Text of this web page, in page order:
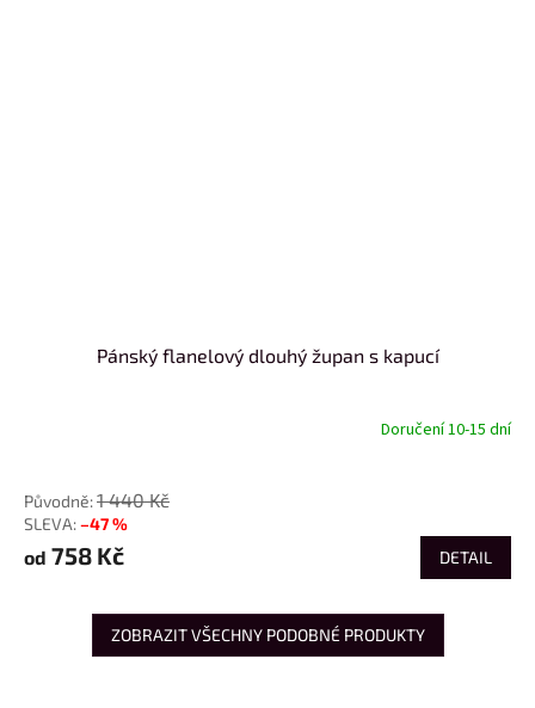
Pánský flanelový dlouhý župan s kapucí
Doručení 10-15 dní
1 440 Kč
–47 %
od 758 Kč DETAIL
ZOBRAZIT VŠECHNY PODOBNÉ PRODUKTY